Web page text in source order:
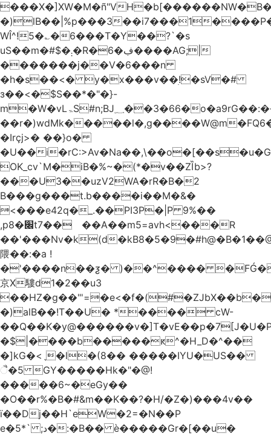
���X�]XW�M�ñ"V
�)lB��|%p���3��i7���1
WÎ^!5�؎�6���T�Y��?`�s
uS��m�#$�܄�R�ڣ�6����AG;|
�������j��V�6���n
�h�s��<� y�x���v��ׅ!�sV�#
з��<�$S��*�"�}-
m�W�vLۃЅ#n;BJ؁��3�66�o�a9rG��:�����W�QКY�4����8���u4�̒*�Q�����cǏ���pL���`�b��egLz�j�Ms9i�e�d�����Ź͊�u,|l2.
��r�)wdMk�
�Irçj>� ��}o�
�U��
OK_cv`M�iB�%~�(*�v��ZȈb>?
���U3��uzV2WA�rR�B�2
B���g���t.b����i��M�&�
<���e42q�_.��PI3P�|P 9%��
,p8�׌t7��𥉉��A��m5=avh<���R
��'���Nv�k(d
隈��:�a !
�'����n��ƺ� )��^����
京X䮫d1�2��u3
�)alB��!T��U� *���� cW-
�$|����b�����ԟ^�H_D�^��
�]kG�<ˎ�l�(8�� �����IYU�US��
ૈ�5 GY�����Hk�"�@!
�����6~�eGy��
�O��r%�B�#&m��K��?�H/�Z�)���4v��
ї��Dj��H`eW�2=�N��P
e�5*` ;د�:�B�� è�����Gr�[��u�